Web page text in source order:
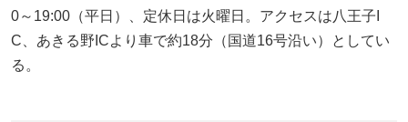
0～19:00（平日）、定休日は火曜日。アクセスは八王子I
C、あきる野ICより車で約18分（国道16号沿い）としてい
る。